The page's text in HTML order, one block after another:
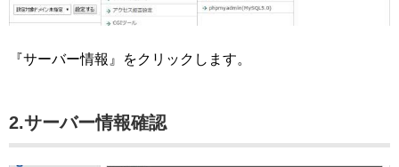
『サーバー情報』をクリックします。
2.サーバー情報確認